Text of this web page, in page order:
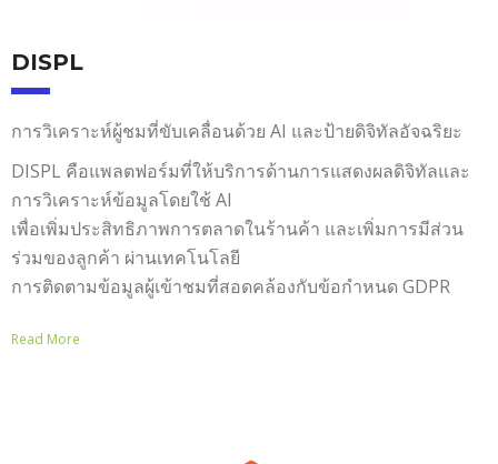
DISPL
การวิเคราะห์ผู้ชมที่ขับเคลื่อนด้วย AI และป้ายดิจิทัลอัจฉริยะ
DISPL คือแพลตฟอร์มที่ให้บริการด้านการแสดงผลดิจิทัลและ
การวิเคราะห์ข้อมูลโดยใช้ AI
เพื่อเพิ่มประสิทธิภาพการตลาดในร้านค้า และเพิ่มการมีส่วน
ร่วมของลูกค้า ผ่านเทคโนโลยี
การติดตามข้อมูลผู้เข้าชมที่สอดคล้องกับข้อกำหนด GDPR
Read More